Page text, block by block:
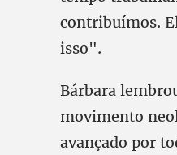
contribuímos.
isso".
Bárbara
movimento
avançado por